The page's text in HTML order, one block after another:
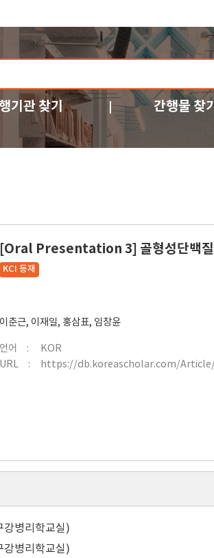
기관 찾기 간행물 찾기
[Oral Presentation 3] 골형성단백질
KCI 등재
이춘근, 이재일, 홍삼표, 임창윤
언어
KOR
URL
https://db.koreascholar.com/
강병리학교실)
강병리학교실)